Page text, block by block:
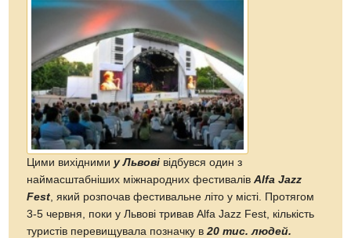
Цими вихідними у Львові відбувся один з
наймасштабніших міжнародних фестивалівAlfa Jazz
Fest , який розпочав фестивальне літо у місті. Протягом
3-5 червня, поки у Львові тривав Alfa Jazz Fest, кількість
туристів перевищувала позначку в20 тис. людей.